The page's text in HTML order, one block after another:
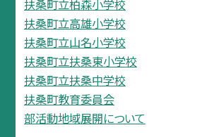
扶桑町立柏森小学校
扶桑町立高雄小学校
扶桑町立山名小学校
扶桑町立扶桑東小学校
扶桑町立扶桑中学校
扶桑町教育委員会
部活動地域展開について